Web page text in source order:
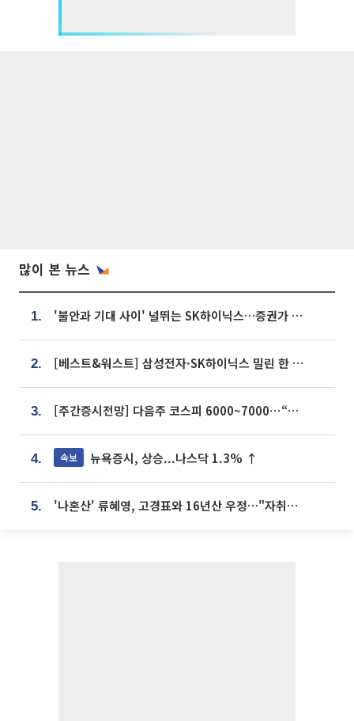
많이 본 뉴스
1. '불안과 기대 사이' 널뛰는 SK하이닉스…증권가 "HBM4·LTA 기반 펀터멘털 견고"
2. [베스트&워스트] 삼성전자·SK하이닉스 밀린 한 주…상상인증권은 85% 급등
3. [주간증시전망] 다음주 코스피 6000~7000⋯“外人 수급은 정책이 변수”
4. 속보 뉴욕증시, 상승...나스닥 1.3% ↑
5. '나혼산' 류혜영, 고경표와 16년산 우정…"자취방서 부모님과 마주쳐"